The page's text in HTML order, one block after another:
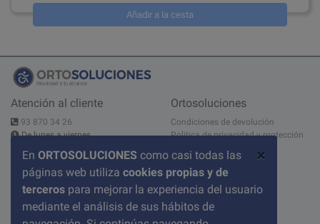
×
En ORTOSOLUCIONES como casi todas las
páginas web utiliza cookies propias y de
terceros para mejorar la experiencia del usuario
mediante el análisis de sus hábitos de
Añadir a la cesta
Atención al cliente
93 870 34 26
De lunes a viernes
Contáctanos
C/ del Pont nº 17, 1A
08520 Les Franqueses del Valles
Ortosoluciones
Condiciones de devolución
Política de privacidad y protección
Aviso legal
Sobre nosotros
Condiciones de compra
Preguntas frecuentes